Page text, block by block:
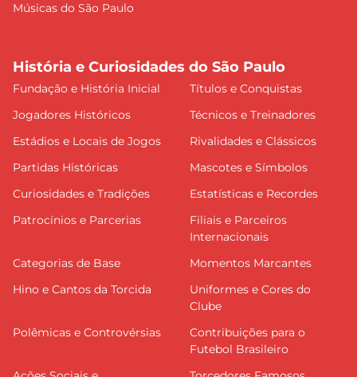
Músicas do São Paulo
História e Curiosidades do São Paulo
Fundação e História Inicial
Títulos e Conquistas
Jogadores Históricos
Técnicos e Treinadores
Estádios e Locais de Jogos
Rivalidades e Clássicos
Partidas Históricas
Mascotes e Símbolos
Curiosidades e Tradições
Estatísticas e Recordes
Patrocínios e Parcerias
Filiais e Parceiros
Internacionais
Categorias de Base
Momentos Marcantes
Hino e Cantos da Torcida
Uniformes e Cores do
Clube
Polêmicas e Controvérsias
Contribuições para o
Futebol Brasileiro